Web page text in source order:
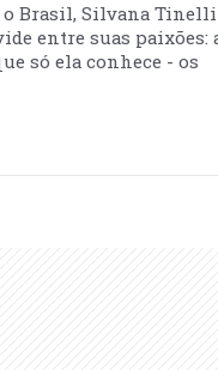
o Brasil, Silvana Tinelli
entre suas paixões:
só ela conhece - os